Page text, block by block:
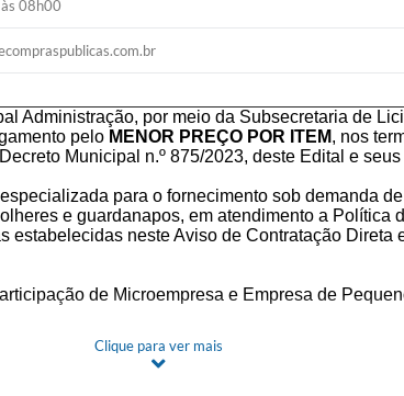
08h00
Administração, por meio da Subsecretaria de
pelo MENOR PREÇO POR ITEM, nos
Municipal n.º 875/2023, deste Edital e
para o fornecimento sob demanda
e guardanapos, em atendimento a
neste Aviso de Contratação Direta
de Microempresa e Empresa de
Clique para ver mais